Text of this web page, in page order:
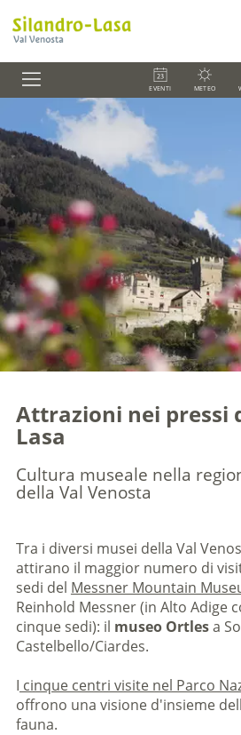
EVENTI METEO
Attrazioni nei pressi
Lasa
Cultura museale nella
della Val Venosta
Tra i diversi musei della Val
attirano il maggior numero di
sedi del Messner Mountain
Reinhold Messner (in Alto Adige
cinque sedi): il museo Ortlesa
Castelbello/Ciardes.
I cinque centri visite nel Parco
offrono una visione d'insieme
fauna.